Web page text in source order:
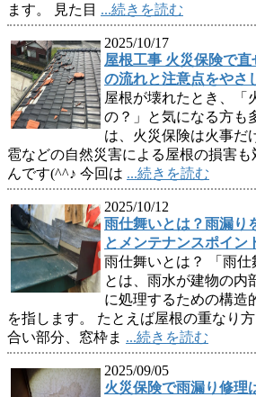
ます。 見た目 ...続きを読む
2025/10/17
屋根工事 火災保険で
の流れと注意点をやさ
屋根が壊れたとき、「
の？」と気になる方も
は、火災保険は火事だ
雹などの自然災害による屋根の損害
んです(^^♪ 今回は ...続きを読む
2025/10/12
雨仕舞いとは？雨漏り
とメンテナンスポイン
雨仕舞いとは？ 「雨仕
とは、雨水が建物の内
に処理するための構造
を指します。 たとえば屋根の重なり
合い部分、窓枠ま ...続きを読む
2025/09/05
火災保険で雨漏り修理